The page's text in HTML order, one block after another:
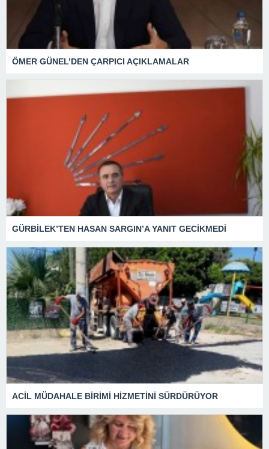
ÖMER GÜNEL’DEN ÇARPICI AÇIKLAMALAR
GÜRBİLEK’TEN HASAN SARGIN’A YANIT GECİKMEDİ
ACİL MÜDAHALE BİRİMİ HİZMETİNİ SÜRDÜRÜYOR